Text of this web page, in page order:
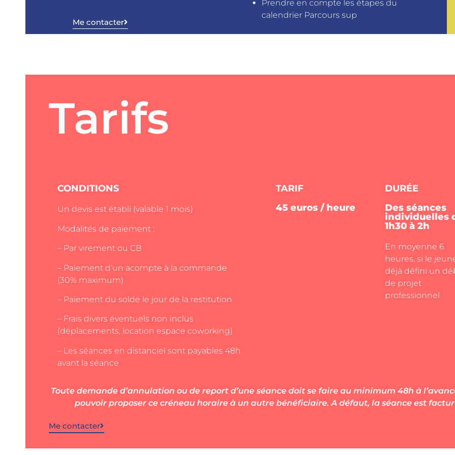
Me contacter
Prendre en compte les étapes du
calendrier Parcours sup
Tarifs
CONDITIONS
Un devis est établi (valable 1 mois)
Modalités de paiement :
– Par virement ou CB
– Paiement d’un acompte à la commande
(30% maximum)
– Paiement du solde le jour de la restitution
– Frais divers éventuels non inclus
(déplacements, location espace coworking)
– Les séances en distanciel sont payables 48h
avant la séance
TARIF
45 euros / heure
DURÉE
Des séances
individuelles
1h30 à 2h
En moyenne 6
heures, si le
déjà défini un
de projet
professionnel
Toute demande d’annulation ou de report d’une séance doit se faire au minimum 48h à
pouvoir proposer ce créneau horaire à un autre bénéficiaire. A défaut, la séance est
Me contacter